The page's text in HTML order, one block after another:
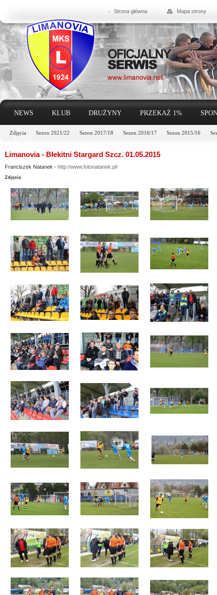
Strona główna Mapa strony
NEWS KLUB DRUŻYNY PRZEKAŻ 1%
Zdjęcia Sezon 2021/22 Sezon 2017/18 Sezon 2016/17 Sezon 2015/16
LINKI
Limanovia - Błekitni Stargard Szcz. 01.05.2015
Franciszek Natanek - http://www.fotonatanek.pl/
Zdjęcia